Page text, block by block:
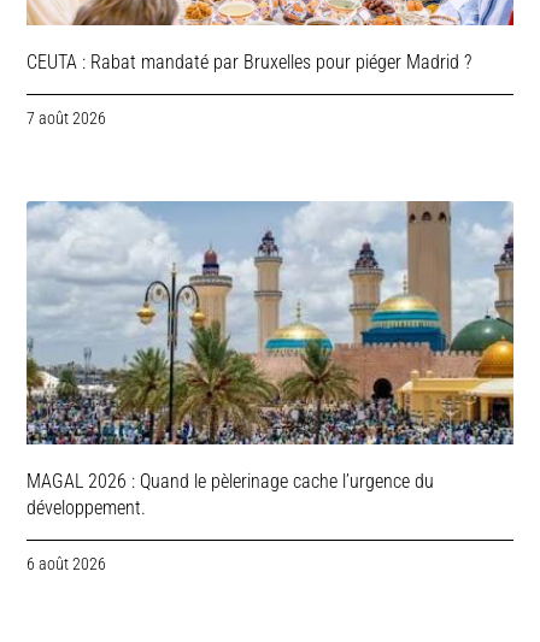
CEUTA : Rabat mandaté par Bruxelles pour piéger Madrid ?
7 août 2026
MAGAL 2026 : Quand le pèlerinage cache l’urgence du
développement.
6 août 2026